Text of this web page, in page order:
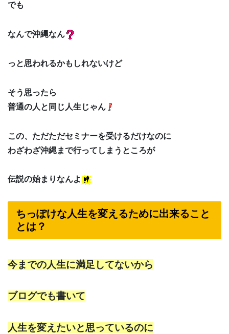
でも
なんで沖縄なん
っと思われるかもしれないけど
そう思ったら
普通の人と同じ人生じゃん
この、ただただセミナーを受けるだけなのに
わざわざ沖縄まで行ってしまうところが
伝説の始まりなんよ
ちっぽけな人生を変えるために出来ること
とは？
今までの人生に満足してないから
ブログでも書いて
人生を変えたいと思っているのに